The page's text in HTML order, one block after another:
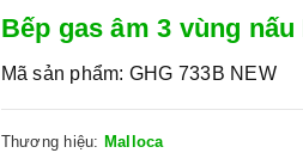
Bếp gas âm 3 vùng
Mã sản phẩm: GHG 733B NEW
Thương hiệu: Malloca